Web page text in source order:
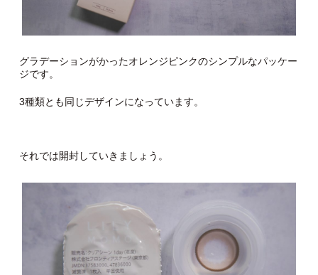
グラデーションがかったオレンジピンクのシンプルなパッケー
ジです。
3種類とも同じデザインになっています。
それでは開封していきましょう。